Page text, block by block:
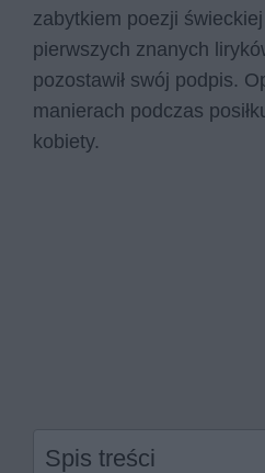
zabytkiem poezji
pierwszych znanych
pozostawił swój podpis.
manierach podczas
kobiety.
Spis treści